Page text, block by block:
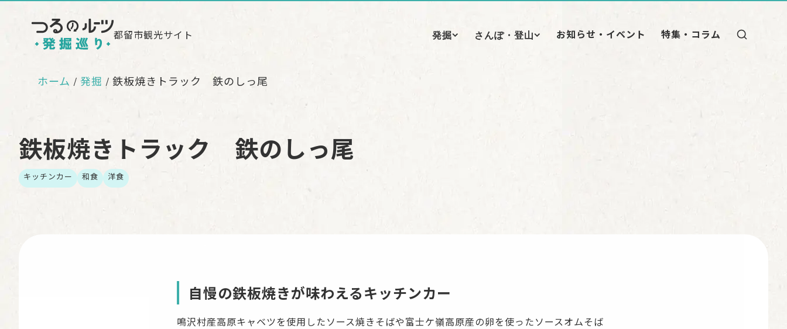
都留市観光サイト 発掘 さんぽ・登山 お知らせ・イベント 特集・コラム
ホーム 発掘 鉄板焼きトラック 鉄のしっ尾
鉄板焼きトラック 鉄のしっ尾
キッチンカー 和食 洋食
自慢の鉄板焼きが味わえるキッチンカー
鳴沢村産高原キャベツを使用したソース焼きそばや富士ケ嶺高原産の卵を使ったソースオムそば